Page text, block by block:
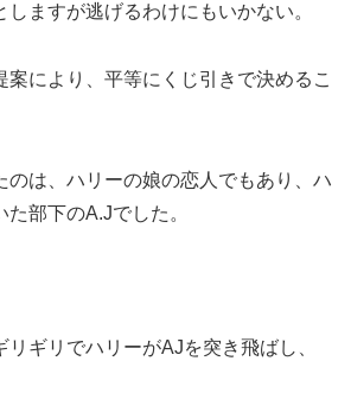
ますが逃げるわけにもいかない。
案により、平等にくじ引きで決めるこ
のは、ハリーの娘の恋人でもあり、 ハ
た部下のA.Jでした。
リギリでハリーがAJを突き飛ばし、